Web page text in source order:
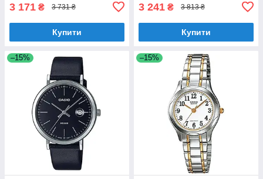
3 171 ₴ 3 731 ₴
Купити
3 241 ₴ 3 813 ₴
Купити
–15% –15%